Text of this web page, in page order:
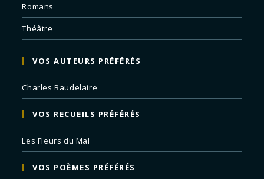
Romans
Théâtre
VOS AUTEURS PRÉFÉRÉS
Charles Baudelaire
VOS RECUEILS PRÉFÉRÉS
Les Fleurs du Mal
VOS POÈMES PRÉFÉRÉS